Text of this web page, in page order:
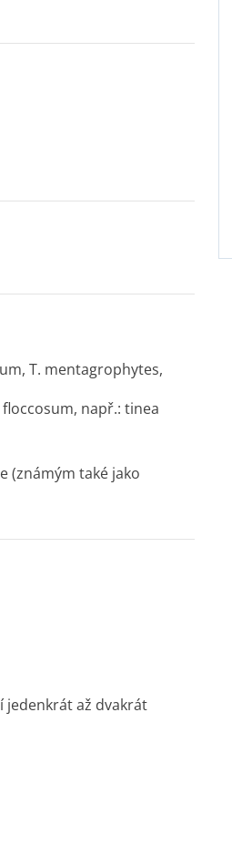
T. mentagrophytes,
např.: tinea
(známým také jako
jedenkrát až dvakrát